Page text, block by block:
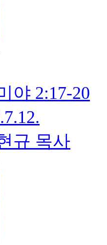
야 2:17-20
규 목사